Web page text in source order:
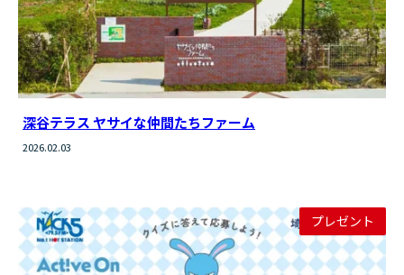
深谷テラス ヤサイな仲間たちファーム
2026.02.03
プレゼント